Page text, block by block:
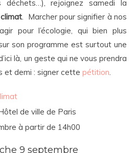
déchets…), rejoignez samedi la
. Marcher pour signifier à nos
pour l’écologie, qui bien plus
son programme est surtout une
là, un geste qui ne vous prendra
et demi : signer cette pétition
de ville de Paris
à partir de 14h00
9 septembre